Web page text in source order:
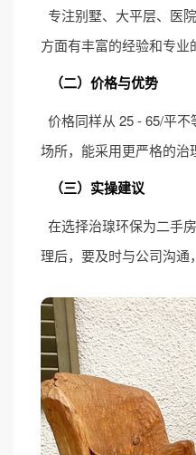
专注别墅、大平层、医
方面有丰富的经验和专业
（二）价格与优势
价格同样从 25 - 65/平
场所，能采用更严格的治
（三）实操建议
在选择治瑔环保为二手
理后，要及时与公司沟通